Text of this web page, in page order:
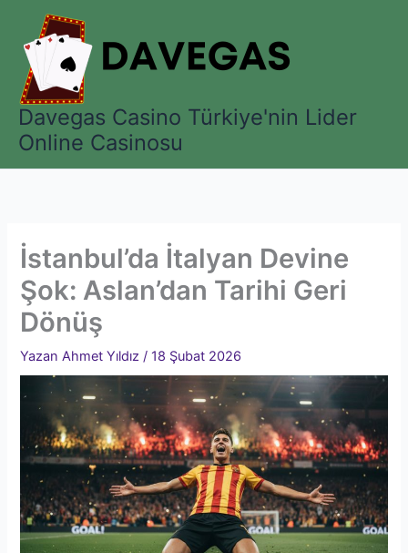
Davegas Casino Türkiye'nin Lider
Online Casinosu
İstanbul’da İtalyan Devine
Şok: Aslan’dan Tarihi Geri
Dönüş
Yazan Ahmet Yıldız/18 Şubat 2026